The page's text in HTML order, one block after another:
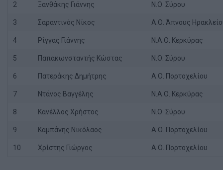
2 Ξανθάκης Γιάννης Ν.Ο. Σύρου
3 Σαραντινός Νίκος Α.Ο. Άπνους
4 Ρίγγας Γιάννης Ν.Α.Ο. Κερκύρας
5 Παπακωνσταντής Κώστας Ν.Ο. Σύρου
6 Πατεράκης Δημήτρης Α.Ο. Πορτοχελίου
7 Ντάνος Βαγγέλης Ν.Α.Ο. Κερκύρας
8 Κανέλλος Χρήστος Ν.Ο. Σύρου
9 Καμπάνης Νικόλαος Α.Ο. Πορτοχελίου
10 Χρίστης Γιώργος Α.Ο. Πορτοχελίου